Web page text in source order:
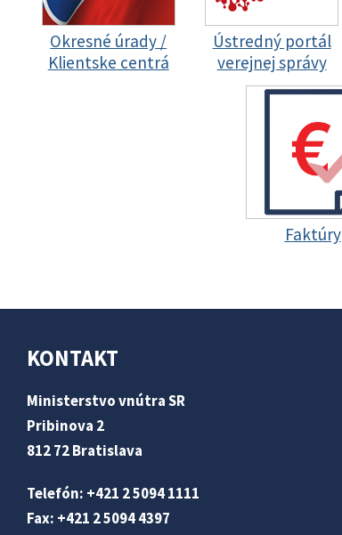
Okresné úrady /
Klientske centrá
Ústredný portál
verejnej správy
Faktúry
KONTAKT
Ministerstvo vnútra SR
Pribinova 2
812 72 Bratislava
Telefón: +421 2 5094 1111
Fax: +421 2 5094 4397